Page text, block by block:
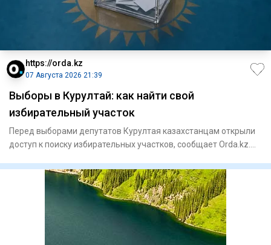
https://orda.kz
07 Августа 2026 21:39
Выборы в Курултай: как найти свой
избирательный участок
Перед выборами депутатов Курултая казахстанцам открыли
доступ к поиску избирательных участков, сообщает Orda.kz.